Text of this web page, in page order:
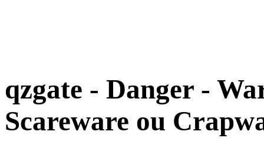
qzgate - Danger -
Scareware ou